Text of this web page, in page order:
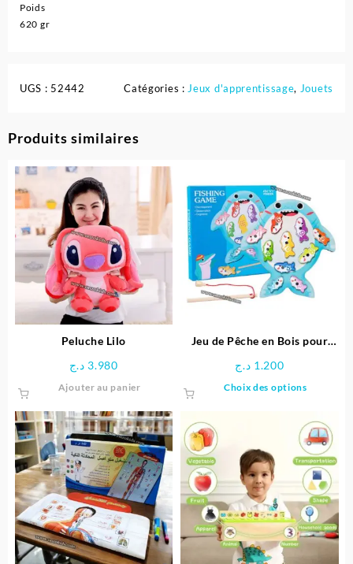
Poids
620 gr
UGS : 52442 Catégories : Jeux d'apprentissage, Jouets
Produits similaires
Peluche Lilo
3.980 د.ج
Ajouter au panier
Jeu de Pêche en Bois pour
1.200 د.ج
Choix des options
Les
options
être
choisies